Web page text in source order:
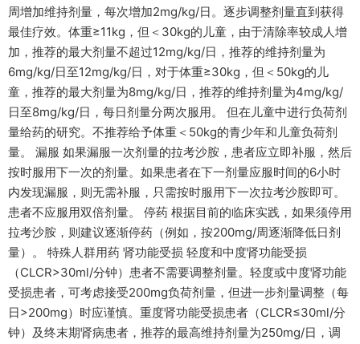
周增加维持剂量，每次增加2mg/kg/日。逐步调整剂量直到获得
最佳疗效。体重≥11kg，但＜30kg的儿童，由于清除率较成人增
加，推荐的最大剂量不超过12mg/kg/日，推荐的维持剂量为
6mg/kg/日至12mg/kg/日，对于体重≥30kg，但＜50kg的儿
童，推荐的最大剂量为8mg/kg/日，推荐的维持剂量为4mg/kg/
日至8mg/kg/日，每日剂量分两次服用。 但在儿童中进行负荷剂
量给药的研究。不推荐给予体重＜50kg的青少年和儿童负荷剂
量。 漏服 如果漏服一次剂量的拉考沙胺，患者应立即补服，然后
按时服用下一次的剂量。如果患者在下一剂量应服时间的6小时
内发现漏服，则无需补服，只需按时服用下一次拉考沙胺即可。
患者不应服用双倍剂量。 停药 根据目前的临床实践，如果须停用
拉考沙胺，则建议逐渐停药（例如，按200mg/周逐渐降低日剂
量）。 特殊人群用药 肾功能受损 轻度和中度肾功能受损
（CLCR>30ml/分钟）患者不需要调整剂量。轻度或中度肾功能
受损患者，可考虑接受200mg负荷剂量，但进一步剂量调整（每
日>200mg）时应谨慎。重度肾功能受损患者（CLCR≤30ml/分
钟）及终末期肾病患者，推荐的最高维持剂量为250mg/日，调